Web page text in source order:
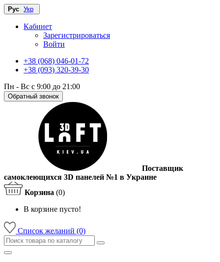
Рус Укр
Кабинет
Зарегистрироваться
Войти
+38 (068) 046-01-72
+38 (093) 320-39-30
Пн - Вс с 9:00 до 21:00
Обратный звонок
Поставщик
самоклеющихся 3D панелей №1 в Украине
Корзина (0)
В корзине пусто!
Список желаний (0)